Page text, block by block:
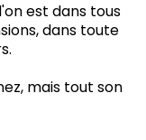
est dans tous
dans toute
mais tout son